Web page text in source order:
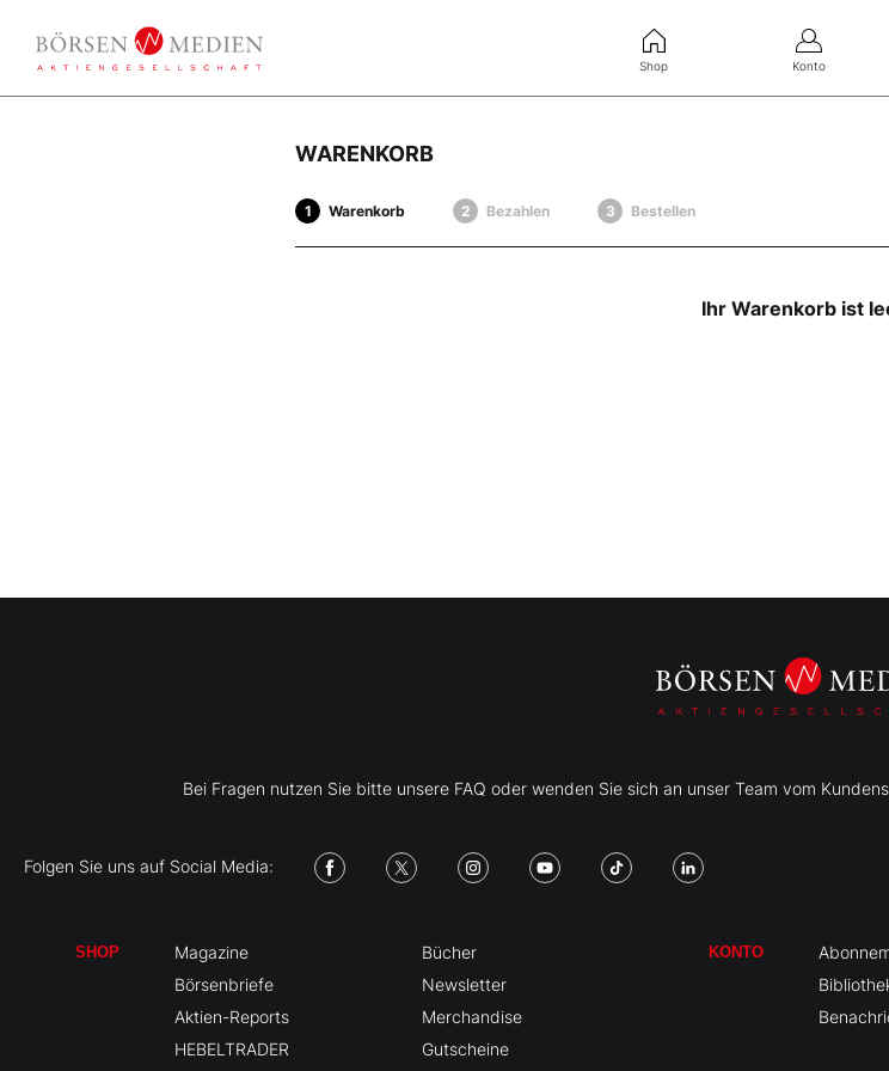
Shop Konto
WARENKORB
Warenkorb Bezahlen Bestellen
Ihr Warenkorb ist
Bei Fragen nutzen Sie bitte unsere FAQ oder wenden Sie sich an unser Team vom
Folgen Sie uns auf Social Media:
SHOP
Magazine
Börsenbriefe
Aktien-Reports
HEBELTRADER
Bücher
Newsletter
Merchandise
Gutscheine
KONTO